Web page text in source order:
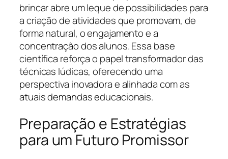
brincar abre um leque de possibilidades para
a criação de atividades que promovam, de
forma natural, o engajamento e a
concentração dos alunos. Essa base
científica reforça o papel transformador das
técnicas lúdicas, oferecendo uma
perspectiva inovadora e alinhada com as
atuais demandas educacionais.
Preparação e Estratégias
para um Futuro Promissor